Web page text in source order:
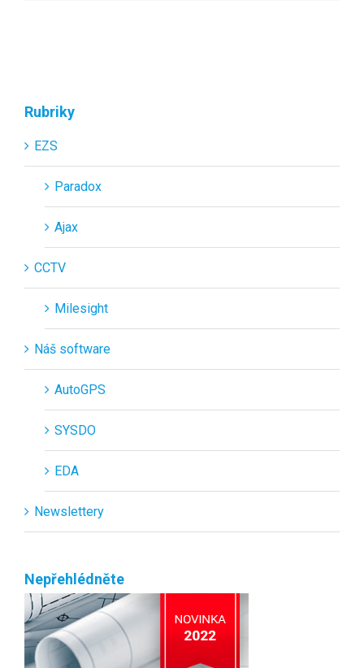
Rubriky
EZS
Paradox
Ajax
CCTV
Milesight
Náš software
AutoGPS
SYSDO
EDA
Newslettery
Nepřehlédněte